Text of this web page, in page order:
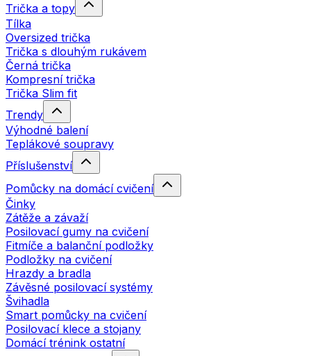
Trička a topy
Tílka
Oversized trička
Trička s dlouhým rukávem
Černá trička
Kompresní trička
Trička Slim fit
Trendy
Výhodné balení
Teplákové soupravy
Příslušenství
Pomůcky na domácí cvičení
Činky
Zátěže a závaží
Posilovací gumy na cvičení
Fitmíče a balanční podložky
Podložky na cvičení
Hrazdy a bradla
Závěsné posilovací systémy
Švihadla
Smart pomůcky na cvičení
Posilovací klece a stojany
Domácí trénink ostatní